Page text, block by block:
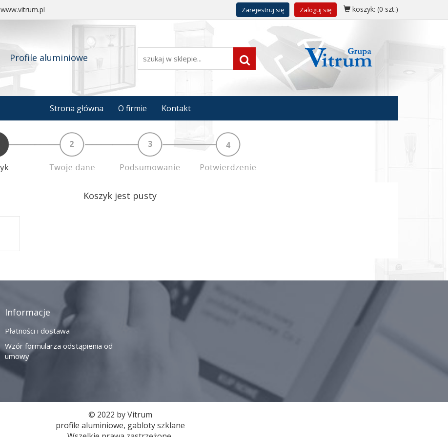
www.vitrum.pl Zarejestruj się Zaloguj się koszyk: (0 szt.)
Profile aluminiowe
Strona główna O firmie Kontakt
Koszyk jest pusty
Informacje
Płatności i dostawa
Wzór formularza odstąpienia od
umowy
© 2022 by Vitrum
profile aluminiowe, gabloty szklane